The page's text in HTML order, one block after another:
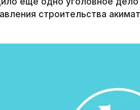
строительства